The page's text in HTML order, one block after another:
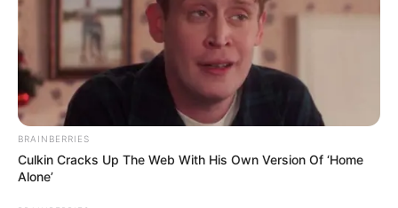
BRAINBERRIES
Culkin Cracks Up The Web With His Own Version Of ‘Home
Alone’